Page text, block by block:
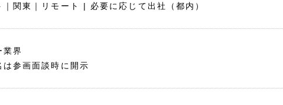
｜関東｜リモート | 必要に応じて出社（都内）
業界
参画面談時に開示